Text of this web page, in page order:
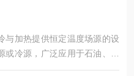
与加热提供恒定温度场源的设
冷源，广泛应用于石油、化
卫生、生物工程、生命科学、